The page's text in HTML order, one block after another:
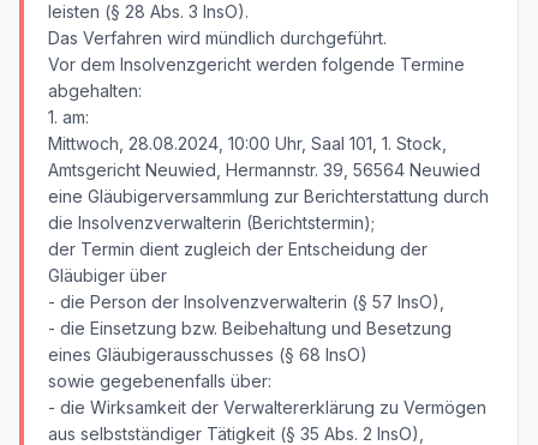
leisten (§ 28 Abs. 3 InsO).
Das Verfahren wird mündlich durchgeführt.
Vor dem Insolvenzgericht werden folgende Termine
abgehalten:
1. am:
Mittwoch, 28.08.2024, 10:00 Uhr, Saal 101, 1. Stock,
Amtsgericht Neuwied, Hermannstr. 39, 56564 Neuwied
eine Gläubigerversammlung zur Berichterstattung durch
die Insolvenzverwalterin (Berichtstermin);
der Termin dient zugleich der Entscheidung der
Gläubiger über
- die Person der Insolvenzverwalterin (§ 57 InsO),
- die Einsetzung bzw. Beibehaltung und Besetzung
eines Gläubigerausschusses (§ 68 InsO)
sowie gegebenenfalls über:
- die Wirksamkeit der Verwaltererklärung zu Vermögen
aus selbstständiger Tätigkeit (§ 35 Abs. 2 InsO),